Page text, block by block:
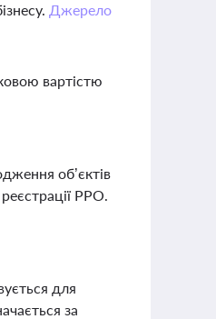
Джерело
вартістю
об’єктів
РРО.
для
за